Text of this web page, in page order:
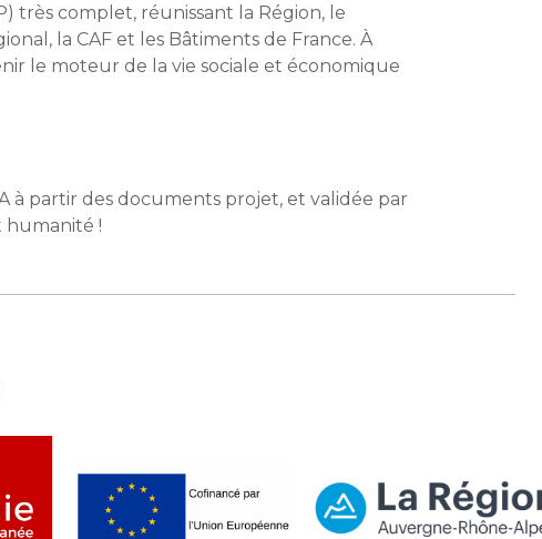
très complet, réunissant la Région, le
la CAF et les Bâtiments de France. À
le moteur de la vie sociale et économique
à partir des documents projet, et validée par
humanité !